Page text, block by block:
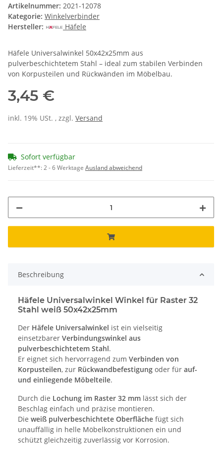
Artikelnummer: 2021-12078
Kategorie: Winkelverbinder
Hersteller:
Häfele
Häfele Universalwinkel 50x42x25mm aus
pulverbeschichtetem Stahl – ideal zum stabilen Verbinden
von Korpusteilen und Rückwänden im Möbelbau.
3,45 €
inkl. 19% USt. , zzgl. Versand
Sofort verfügbar
Lieferzeit**:2 - 6 Werktage Ausland abweichend
Beschreibung
Häfele Universalwinkel Winkel für Raster 32
Stahl weiß 50x42x25mm
Der Häfele Universalwinkel ist ein vielseitig
einsetzbarer Verbindungswinkel aus
pulverbeschichtetem Stahl.
Er eignet sich hervorragend zum Verbinden von
Korpusteilen, zur Rückwandbefestigung oder für auf-
und einliegende Möbelteile.
Durch die Lochung im Raster 32 mm lässt sich der
Beschlag einfach und präzise montieren.
Die weiß pulverbeschichtete Oberfläche fügt sich
unauffällig in helle Möbelkonstruktionen ein und
schützt gleichzeitig zuverlässig vor Korrosion.